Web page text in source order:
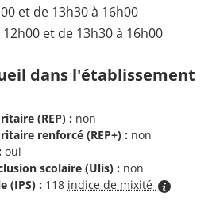
et de 13h30 à 16h00
et de 13h30 à 16h00
dans l'établissement
(REP) : non
renforcé (REP+) : non
oui
scolaire (Ulis) : non
(IPS) : 118 indice de mixité